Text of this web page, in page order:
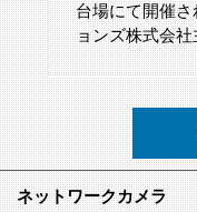
台場にて開催
ョンズ株式会
ネットワークカメラ